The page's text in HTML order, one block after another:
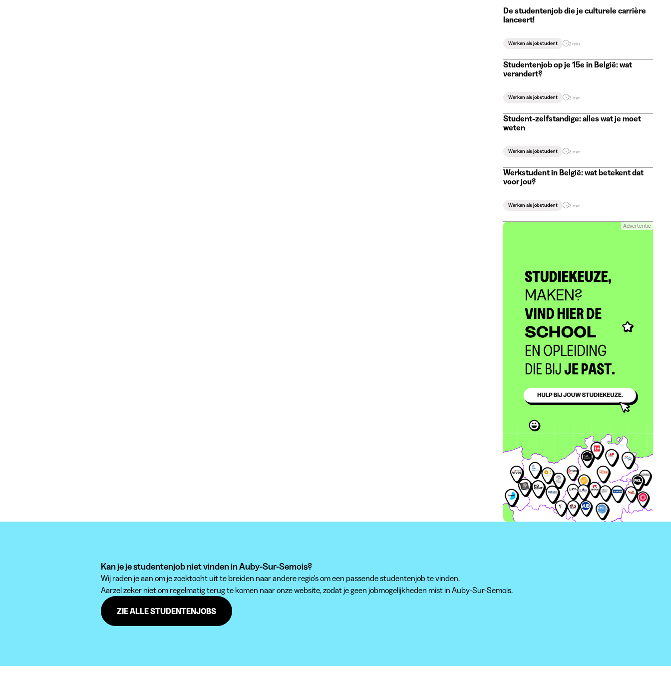
De studentenjob die je culturele carrière
lanceert!
Werken als jobstudent 2 min
Studentenjob op je 15e in België: wat
verandert?
Werken als jobstudent 3 min
Student-zelfstandige: alles wat je moet
weten
Werken als jobstudent 3 min
Werkstudent in België: wat betekent dat
voor jou?
Werken als jobstudent 3 min
Advertentie
Kan je je studentenjob niet vinden in Auby-Sur-Semois?
Wij raden je aan om je zoektocht uit te breiden naar andere regio's om een passende studentenjob te vinden.
Aarzel zeker niet om regelmatig terug te komen naar onze website, zodat je geen jobmogelijkheden mist in Auby-Sur-Semois.
ZIE ALLE STUDENTENJOBS